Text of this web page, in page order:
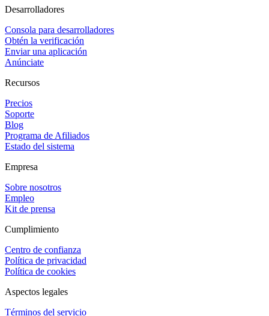
Desarrolladores
Consola para desarrolladores
Obtén la verificación
Enviar una aplicación
Anúnciate
Recursos
Precios
Soporte
Blog
Programa de Afiliados
Estado del sistema
Empresa
Sobre nosotros
Empleo
Kit de prensa
Cumplimiento
Centro de confianza
Política de privacidad
Política de cookies
Aspectos legales
Términos del servicio